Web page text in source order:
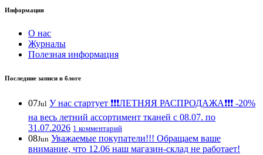
Информация
О нас
Журналы
Полезная информация
Последние записи в блоге
07Jul У нас стартует ❗️❗️❗️ЛЕТНЯЯ РАСПРОДАЖА❗️❗️❗️ -20%
на весь летний ассортимент тканей с 08.07. по
31.07.2026 1 комментарий
08Jun Уважаемые покупатели!!! Обращаем ваше
внимание, что 12.06 наш магазин-склад не работает!